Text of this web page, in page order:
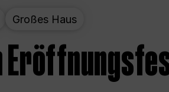
Großes Haus